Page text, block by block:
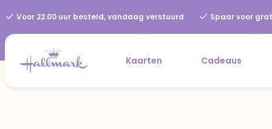
Voor 22.00 uur besteld, vandaag verstuurd Spaar voor
Kaarten Cadeaus